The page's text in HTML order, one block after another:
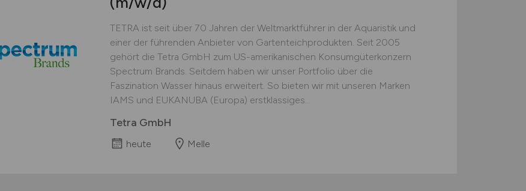
TETRA ist seit über 70 Jahren der Weltmarktführer in der Aquaristik und
einer der führenden Anbieter von Gartenteichprodukten. Seit 2005
gehört die Tetra GmbH zum US-amerikanischen Konsumgüterkonzern
Spectrum Brands. Seitdem haben wir unser Portfolio über die
Faszination Wasser hinaus erweitert. So bieten wir mit unseren Marken
IAMS und EUKANUBA (Europa) erstklassiges...
Tetra GmbH
heute Melle